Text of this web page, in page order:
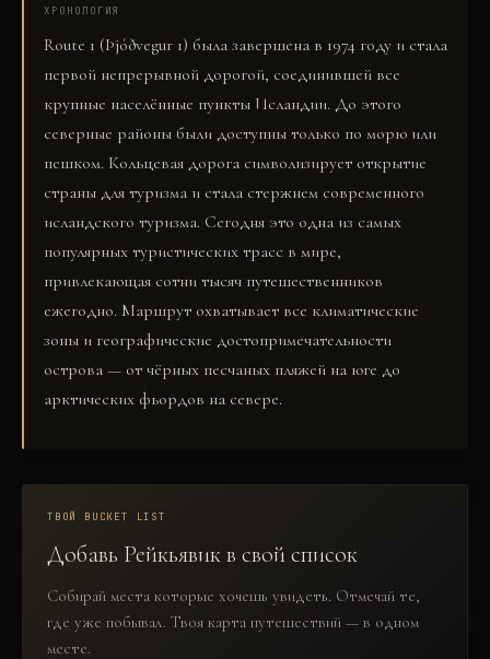
ХРОНОЛОГИЯ
Route 1 (Þjóðvegur 1) была завершена в 1974 году и стала
первой непрерывной дорогой, соединившей все
крупные населённые пункты Исландии. До этого
северные районы были доступны только по морю или
пешком. Кольцевая дорога символизирует открытие
страны для туризма и стала стержнем современного
исландского туризма. Сегодня это одна из самых
популярных туристических трасс в мире,
привлекающая сотни тысяч путешественников
ежегодно. Маршрут охватывает все климатические
зоны и географические достопримечательности
острова — от чёрных песчаных пляжей на юге до
арктических фьордов на севере.
ТВОЙ BUCKET LIST
Добавь Рейкьявикв свой список
Собирай места которые хочешь увидеть. Отмечай те,
где уже побывал. Твоя карта путешествий — в одном
месте.